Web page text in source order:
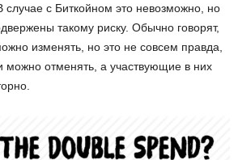
случае с Биткойном это невозможно, но
такому риску. Обычно говорят,
изменять, но это не совсем правда,
можно отменять, а участвующие в них